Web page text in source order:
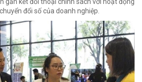
đổi số của doanh nghiệp.